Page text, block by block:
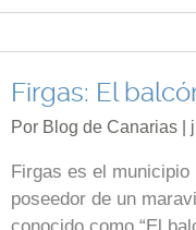
Firgas: El
Por Blog de Canarias |
Firgas es el
poseedor de un